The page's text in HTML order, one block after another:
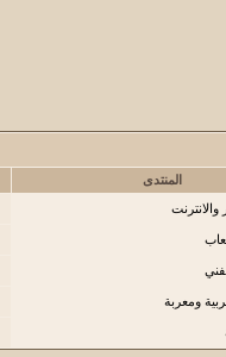
المنتدى
والانترنت
ومعربة